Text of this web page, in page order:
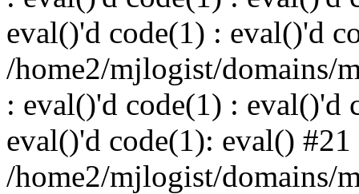
eval()'d code(1) : eval()'d
/home2/mjlogist/domains/
: eval()'d code(1) : eval()'d
eval()'d code(1): eval() #21
/home2/mjlogist/domains/